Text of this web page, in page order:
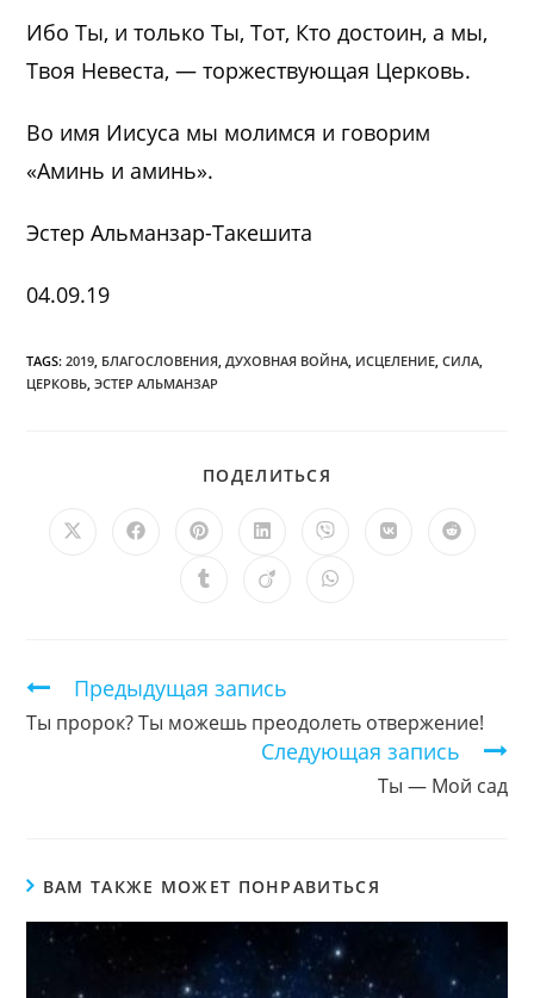
Ибо Ты, и только Ты, Тот, Кто достоин, а мы,
Твоя Невеста, — торжествующая Церковь.
Во имя Иисуса мы молимся и говорим
«Аминь и аминь».
Эстер Альманзар-Такешита
04.09.19
TAGS:2019 БЛАГОСЛОВЕНИЯ ДУХОВНАЯ ВОЙНА ИСЦЕЛЕНИЕ СИЛА
ЦЕРКОВЬ ЭСТЕР АЛЬМАНЗАР
ПОДЕЛИТЬСЯ
Открывается
Открывается
новом
Открывается
в
новом
Открывается
новом
Открывается
новом
Открывается
Открывается
ОткрываетсяОткрывается
Продолжить
чтение
Предыдущая запись
Ты пророк? Ты можешь преодолеть отвержение!
Следующая запись
Ты — Мой сад
ВАМ ТАКЖЕ МОЖЕТ ПОНРАВИТЬСЯ